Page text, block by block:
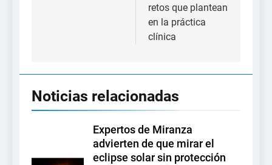
retos que plantean
en la práctica
clínica
Noticias relacionadas
Expertos de Miranza
advierten de que mirar el
eclipse solar sin protección